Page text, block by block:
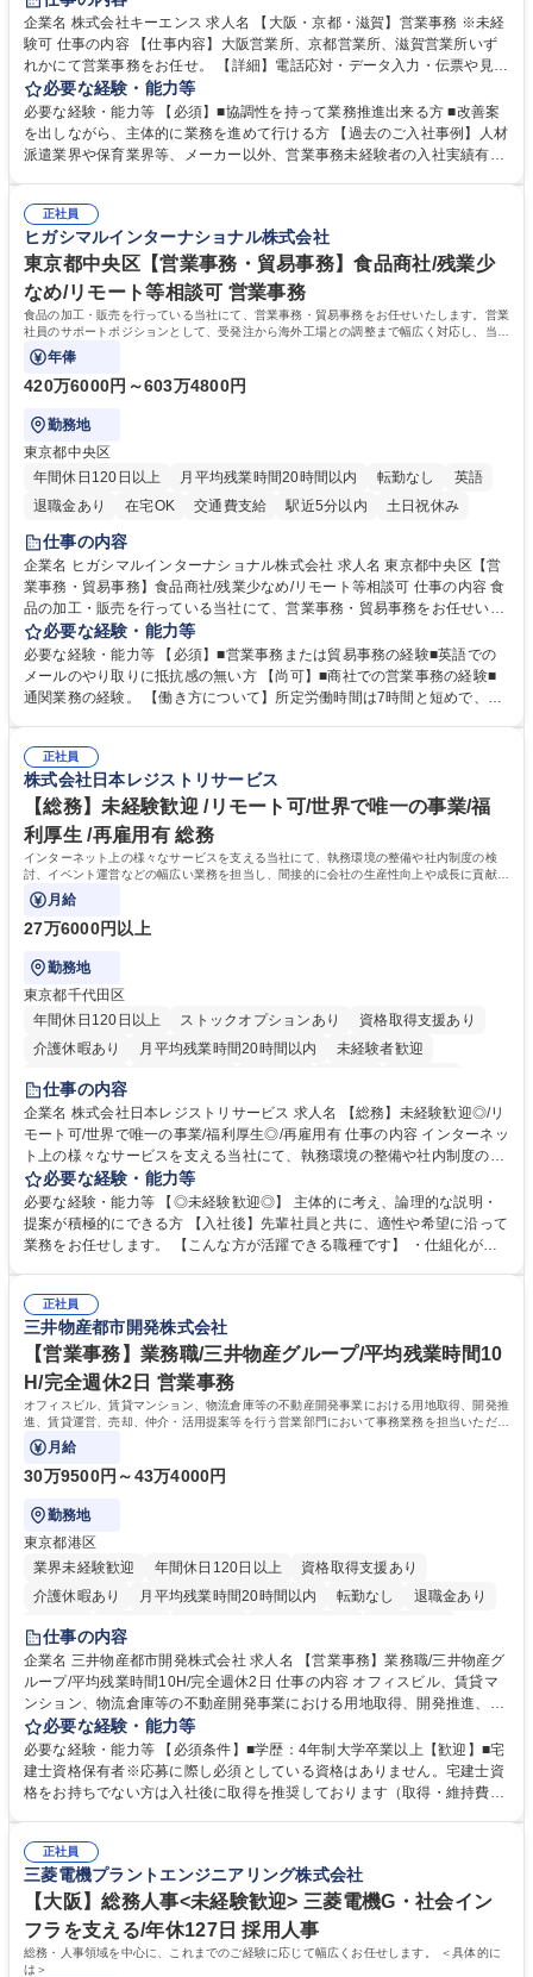
企業名 株式会社キーエンス 求人名 【大阪・京都・滋賀】営業事務 ※未経
験可 仕事の内容 【仕事内容】大阪営業所、京都営業所、滋賀営業所いず
れかにて営業事務をお任せ。 【詳細】電話応対・データ入力・伝票や見積
の作成・カタログ送付・来客対応・営業所内で発生する事務業務や業務改
善をお任せ。 【教育制度】ご入社後、育成担当とペアになりながらOJTに
て業務を覚えていただくことが可能です。業務システムがきちんと構築さ
れているため、スムーズに仕事に慣れることができる環境です。また、
募集職種 【大阪・京都・滋賀】営業事務 ※未経験可
必要な経験・能力等
必要な経験・能力等 【必須】■協調性を持って業務推進出来る方 ■改善案
を出しながら、主体的に業務を進めて行ける方 【過去のご入社事例】人材
派遣業界や保育業界等、メーカー以外、営業事務未経験者の入社実績有
えて、お客様や社員の状況に合わせ、能動的なサポート、改善の動きも期
待され。組織を支えるスペシャリストとして、チームに貢献し、結果的に
社員から頼られる存在になることができます。平均19:30の退勤以降の業
務の持ち帰りも禁止されており、メリハリのある働き方となります。 学
歴・資格 学歴：大学院 大学 高専 短大 語学力： 資格：
正社員
ヒガシマルインターナショナル株式会社
東京都中央区【営業事務・貿易事務】食品商社/残業少
なめ/リモート等相談可 営業事務
食品の加工・販売を行っている当社にて、営業事務・貿易事務をお任せいたします。営業
社員のサポートポジションとして、受発注から海外工場との調整まで幅広く対応し、当社
事業の根幹を支えていただきます。
年俸
420万6000円～603万4800円
勤務地
東京都中央区
年間休日120日以上
月平均残業時間20時間以内 転勤なし
英語
退職金あり
在宅OK 交通費支給 駅近5分以内 土日祝休み
仕事の内容
企業名 ヒガシマルインターナショナル株式会社 求人名 東京都中央区【営
業事務・貿易事務】食品商社/残業少なめ/リモート等相談可 仕事の内容 食
品の加工・販売を行っている当社にて、営業事務・貿易事務をお任せいた
します。営業社員のサポートポジションとして、受発注から海外工場との
調整まで幅広く対応し、当社事業の根幹を支えていただきます。 ■受発注
業務、請求書発行 ■海外工場とのスケジュール調整 ■在庫管理 ■輸入書類
の確認・作成 ■配送手配 ■通関業者を通して行う輸出入業全般 ■倉庫との
ルプロデュースしているため、商品に関わる全ての業務をサポート頂きま
す。 募集職種 東京都中央区【営業事務・貿易事務】食品商社/残業少なめ/
リモート等相談可
必要な経験・能力等
必要な経験・能力等 【必須】■営業事務または貿易事務の経験■英語での
メールのやり取りに抵抗感の無い方 【尚可】■商社での営業事務の経験■
通関業務の経験。 【働き方について】所定労働時間は7時間と短めで、残
の強み】1991年の設立以来、外食産業を中心としたお客様の多様なニー
ズに沿った冷凍水産物等の生産・輸入・販売を一貫して手掛けています。
自社工場と海外拠点の強固な連携によるワンストップサービスが最大の強
みです。 学歴・資格 学歴：大学院 大学 語学力：英語 資格：
正社員
株式会社日本レジストリサービス
【総務】未経験歓迎 /リモート可/世界で唯一の事業/福
利厚生 /再雇用有 総務
インターネット上の様々なサービスを支える当社にて、執務環境の整備や社内制度の検
討、イベント運営などの幅広い業務を担当し、間接的に会社の生産性向上や成長に貢献し
ている部署です。
月給
27万6000円以上
勤務地
東京都千代田区
年間休日120日以上
ストックオプションあり
資格取得支援あり
介護休暇あり
月平均残業時間20時間以内
未経験者歓迎
住宅手当あり
完全週休2日制
交通費支給 駅近5分以内 土日祝休み 服装自由
仕事の内容
企業名 株式会社日本レジストリサービス 求人名 【総務】未経験歓迎◎/リ
モート可/世界で唯一の事業/福利厚生◎/再雇用有 仕事の内容 インターネッ
ト上の様々なサービスを支える当社にて、執務環境の整備や社内制度の検
討、イベント運営などの幅広い業務を担当し、間接的に会社の生産性向上
や成長に貢献している部署です。 会社の全メンバーが安心して長く成果を
発揮できる環境を整えるために、毎日のメンテナンスや維持管理に加え、
新たな施策検討を積極的に行っていただき、会社全体を巻き込み課題解決
幅広い業務の体得が可能で、多様なキャリアパスを描くことも可能です。
募集職種 【総務】未経験歓迎◎/リモート可/世界で唯一の事業/福利厚生◎/
再雇用有
必要な経験・能力等
必要な経験・能力等 【◎未経験歓迎◎】 主体的に考え、論理的な説明・
提案が積極的にできる方 【入社後】先輩社員と共に、適性や希望に沿って
業務をお任せします。 【こんな方が活躍できる職種です】 ・仕組化が好
対処できる・新しいことに興味関心がある 【魅力】■自己啓発支援：資格
取得や通信教育など費用の80%（年間25万円まで）を補助 ■住宅手当：家
賃の50%（月額7万円まで）を補助 学歴・資格 学歴：大学院 大学 語学
力： 資格：
正社員
三井物産都市開発株式会社
【営業事務】業務職/三井物産グループ/平均残業時間10
H/完全週休2日 営業事務
オフィスビル、賃貸マンション、物流倉庫等の不動産開発事業における用地取得、開発推
進、賃貸運営、売却、仲介・活用提案等を行う営業部門において事務業務を担当いただき
ます。
月給
30万9500円～43万4000円
勤務地
東京都港区
業界未経験歓迎
年間休日120日以上
資格取得支援あり
介護休暇あり
月平均残業時間20時間以内 転勤なし
退職金あり
在宅OK
賞与あり
駅近5分以内
土日祝休み 寮・社宅あり
仕事の内容
企業名 三井物産都市開発株式会社 求人名 【営業事務】業務職/三井物産グ
ループ/平均残業時間10H/完全週休2日 仕事の内容 オフィスビル、賃貸マ
ンション、物流倉庫等の不動産開発事業における用地取得、開発推進、賃
貸運営、売却、仲介・活用提案等を行う営業部門において事務業務を担当
いただきます。 【詳細】・契約書管理、契約書製本、捺印対応、ファイリ
ング、登記簿取得、調書取得・支払業務（各種費用支払、支払管理、請
求・支払データ登録、取引先マスター申請対応）・予算作成及び予実管
の他に担当頂く業務が発生する場合があります。 募集職種 【営業事務】
業務職/三井物産グループ/平均残業時間10H/完全週休2日
必要な経験・能力等
必要な経験・能力等 【必須条件】■学歴：4年制大学卒業以上【歓迎】■宅
建士資格保有者※応募に際し必須としている資格はありません。宅建士資
格をお持ちでない方は入社後に取得を推奨しております（取得・維持費用
ション力がある方。 ・チャレンジを厭わず、粘り強く業務に取り組める
方。多様な関係者と謙虚に信頼関係を構築でき、期限を意識したスケジュ
ール管理が出来る方。※将来的に他部署（営業部門、コーポレート部門）
へのジョブローテーションの可能性があります。 学歴・資格 学歴：大学
院 大学 語学力： 資格：宅地建物取引士
正社員
三菱電機プラントエンジニアリング株式会社
【大阪】総務人事<未経験歓迎> 三菱電機G・社会イン
フラを支える/年休127日 採用人事
総務・人事領域を中心に、これまでのご経験に応じて幅広くお任せします。 ＜具体的に
は＞